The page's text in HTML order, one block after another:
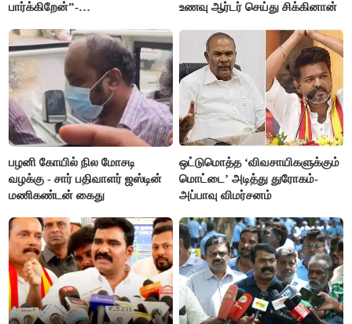
பார்க்கிறேன்”-
உணவு ஆர்டர் செய்து சிக்கினான்
பழனி கோயில் நில மோசடி
வழக்கு - சார் பதிவாளர் ஜஸ்டின்
மணிகண்டன் கைது
ஒட்டுமொத்த ‘விவசாயிகளுக்கும்
மொட்டை’ அடித்து துரோகம்-
அப்பாவு விமர்சனம்